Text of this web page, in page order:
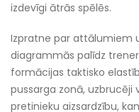
izdevīgi ātrās spēlēs.
Izpratne par attālumiem
diagrammās palīdz
formācijas taktisko
pussarga zonā, uzbrucēji
pretinieku aizsardzību,